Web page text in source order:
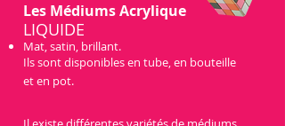
Les Médiums Acrylique
LIQUIDE
Mat, satin, brillant.
Ils sont disponibles en tube, en bouteille
et en pot.